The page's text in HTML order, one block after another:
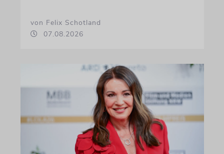
von Felix Schotland
07.08.2026